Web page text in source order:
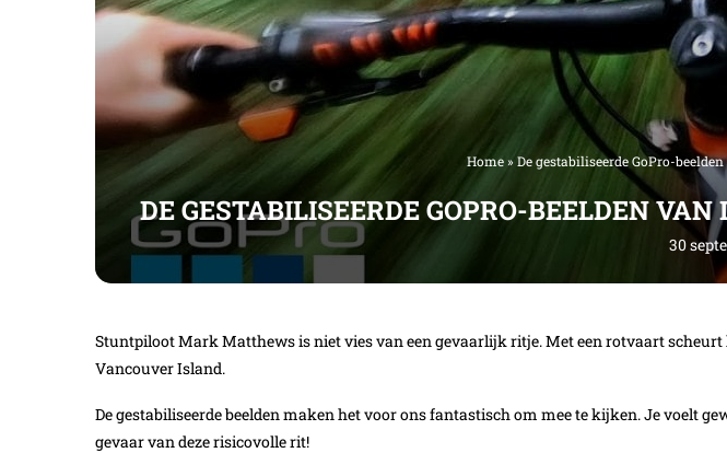
Home»De gestabiliseerde GoPro-
DE GESTABILISEERDE GOPRO-BEELDEN
30
Stuntpiloot Mark Matthews is niet vies van een gevaarlijk ritje. Met een rotvaart scheurt
Vancouver Island.
De gestabiliseerde beelden maken het voor ons fantastisch om mee te kijken. Je voelt
gevaar van deze risicovolle rit!